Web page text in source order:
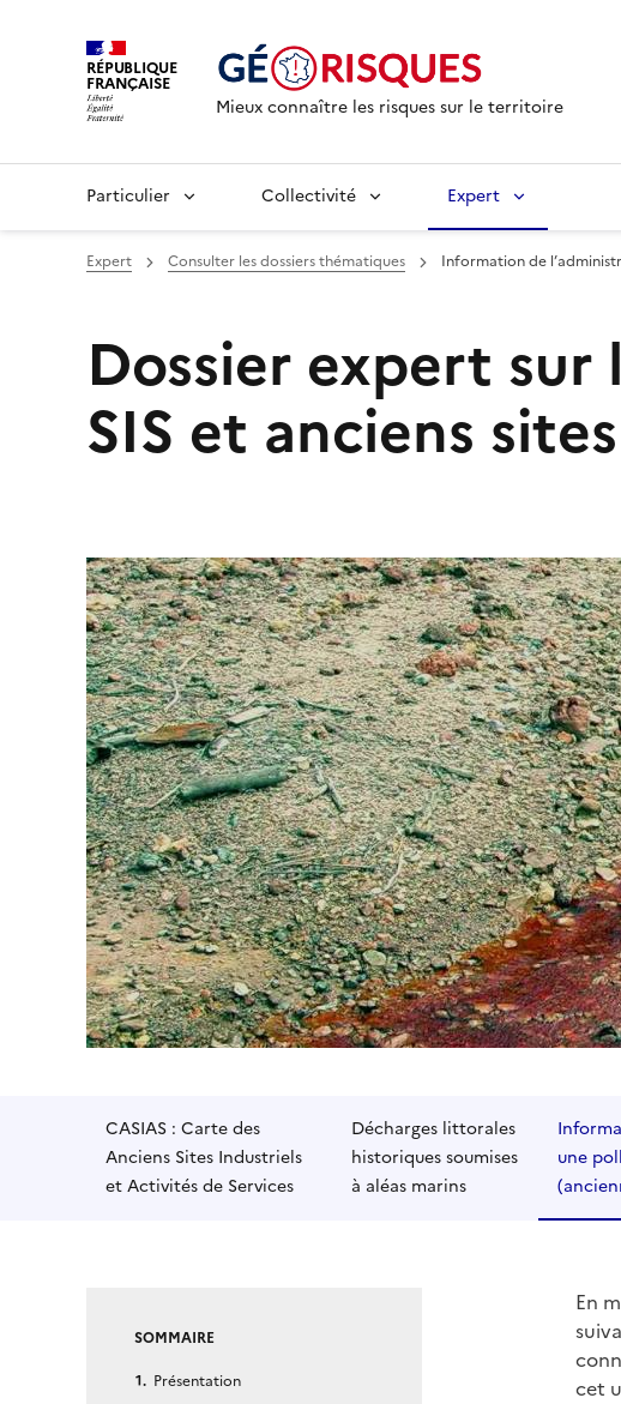
RÉPUBLIQUE
FRANÇAISE
Mieux connaître les risques sur le territoire
Particulier Collectivité Expert
Expert Consulter les dossiers thématiques Information de
Dossier expert
SIS et anciens
CASIAS : Carte des
Anciens Sites Industriels
et Activités de Services
Décharges littorales
historiques soumises
à aléas marins
une
SOMMAIRE
Présentation
En
cet